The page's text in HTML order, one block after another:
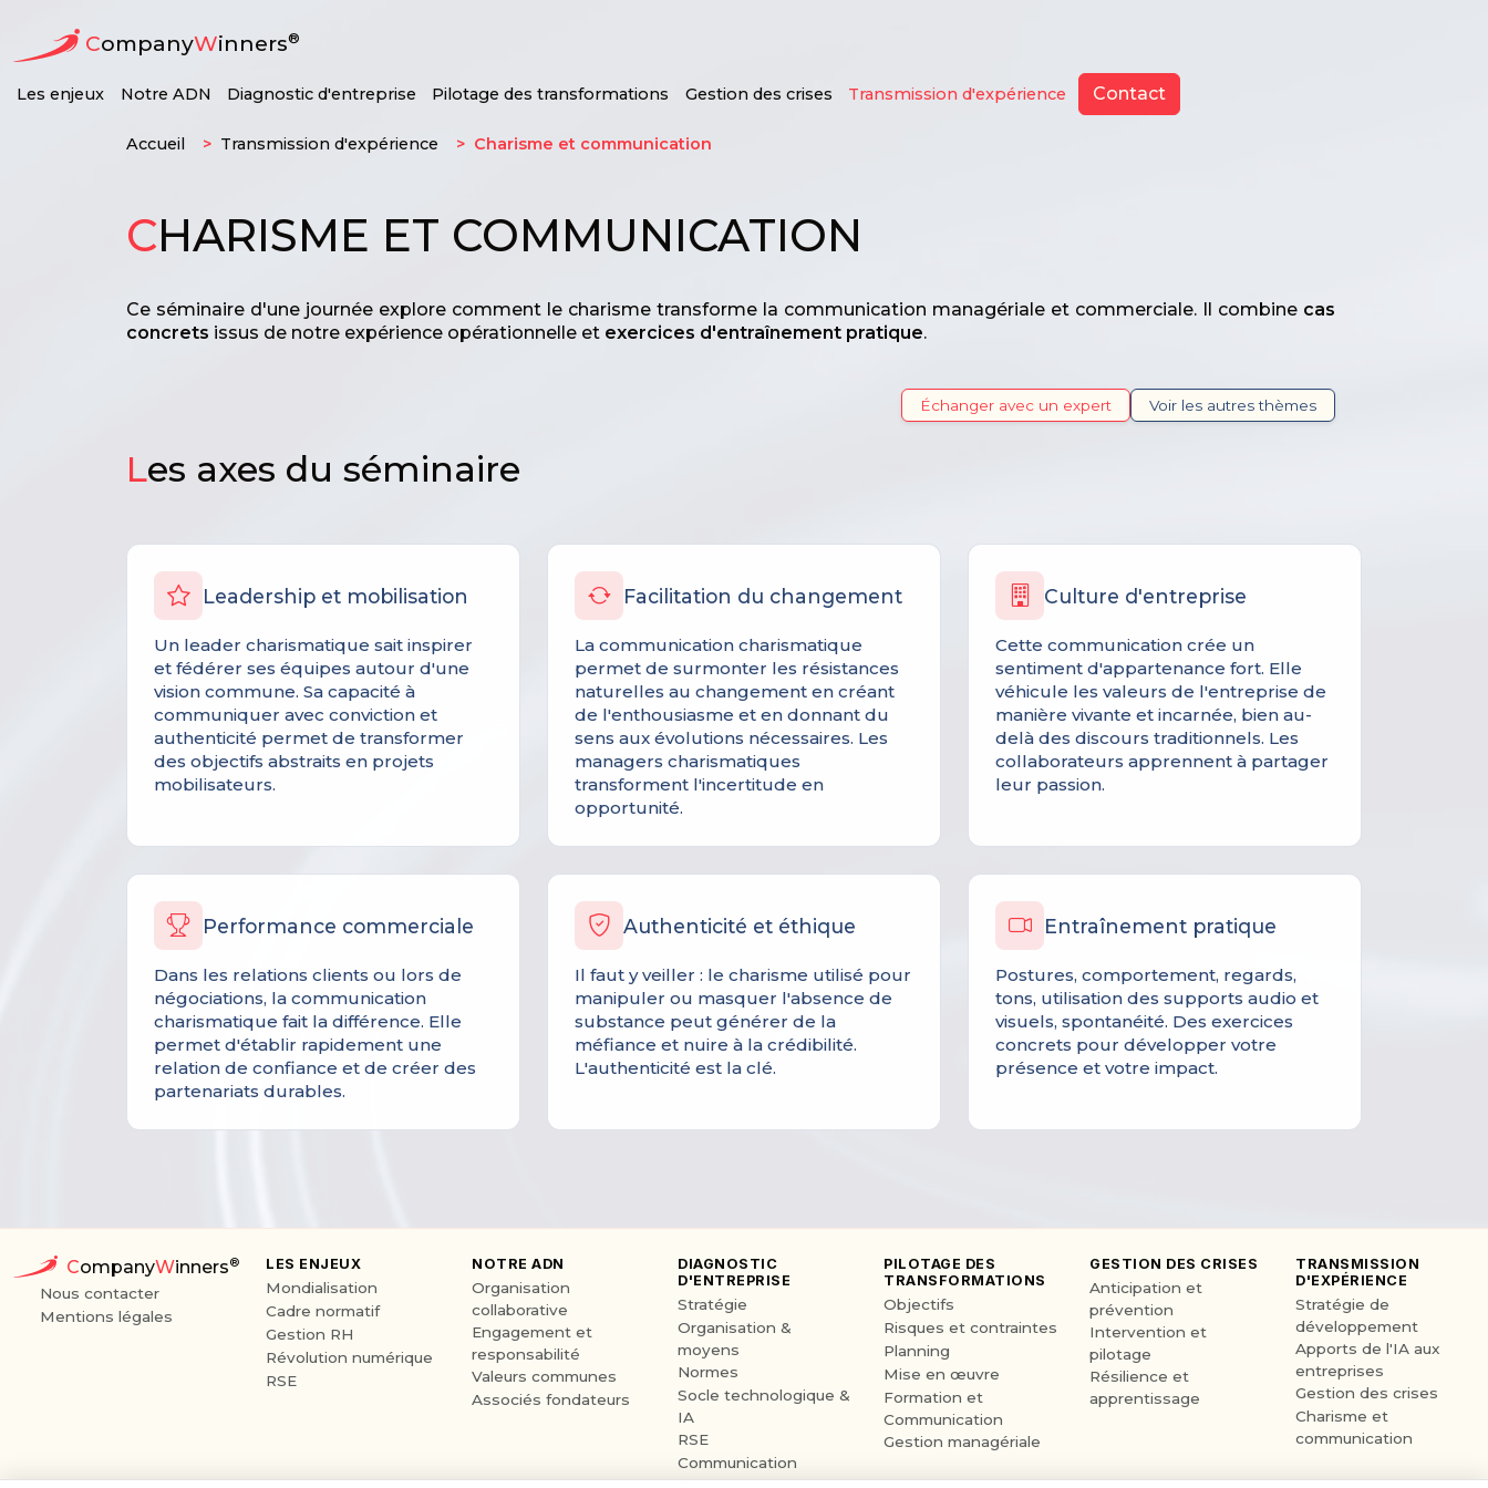
CompanyWinners®
Les enjeux Notre ADN Diagnostic d'entreprise Pilotage des transformations Gestion des crises Transmission d'expérience Contact
Accueil Transmission d'expérience Charisme et communication
CHARISME ET COMMUNICATION
Ce séminaire d'une journée explore comment le charisme transforme la communication managériale et commerciale. Il combine cas
concrets issus de notre expérience opérationnelle et exercices d'entraînement pratique.
Échanger avec un expert Voir les autres thèmes
Les axes du séminaire
Leadership et mobilisation
Un leader charismatique sait inspirer
et fédérer ses équipes autour d'une
vision commune. Sa capacité à
communiquer avec conviction et
authenticité permet de transformer
des objectifs abstraits en projets
mobilisateurs.
Facilitation du changement
La communication charismatique
permet de surmonter les résistances
naturelles au changement en créant
de l'enthousiasme et en donnant du
sens aux évolutions nécessaires. Les
managers charismatiques
transforment l'incertitude en
opportunité.
Culture d'entreprise
Cette communication crée un
sentiment d'appartenance fort. Elle
véhicule les valeurs de l'entreprise de
manière vivante et incarnée, bien au-
delà des discours traditionnels. Les
collaborateurs apprennent à partager
leur passion.
Performance commerciale
Dans les relations clients ou lors de
négociations, la communication
charismatique fait la différence. Elle
permet d'établir rapidement une
relation de confiance et de créer des
partenariats durables.
Authenticité et éthique
Il faut y veiller : le charisme utilisé pour
manipuler ou masquer l'absence de
substance peut générer de la
méfiance et nuire à la crédibilité.
L'authenticité est la clé.
Entraînement pratique
Postures, comportement, regards,
tons, utilisation des supports audio et
visuels, spontanéité. Des exercices
concrets pour développer votre
présence et votre impact.
CompanyWinners®
Nous contacter
Mentions légales
LES ENJEUX
Mondialisation
Cadre normatif
Gestion RH
Révolution numérique
RSE
NOTRE ADN
Organisation
collaborative
Engagement et
responsabilité
Valeurs communes
Associés fondateurs
DIAGNOSTIC
D'ENTREPRISE
Stratégie
Organisation &
moyens
Normes
Socle technologique &
IA
RSE
Communication
PILOTAGE DES
TRANSFORMATIONS
Objectifs
Risques et contraintes
Planning
Mise en œuvre
Formation et
Communication
Gestion managériale
GESTION DES CRISES
Anticipation et
prévention
Intervention et
pilotage
Résilience et
apprentissage
TRANSMISSION
D'EXPÉRIENCE
Stratégie de
développement
Apports de l'IA aux
entreprises
Gestion des crises
Charisme et
communication